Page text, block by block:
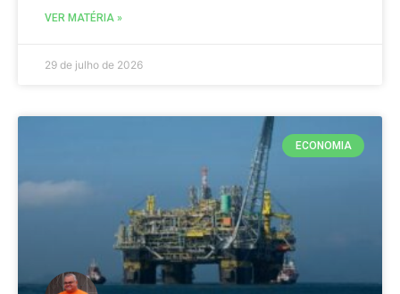
VER MATÉRIA »
29 de julho de 2026
ECONOMIA